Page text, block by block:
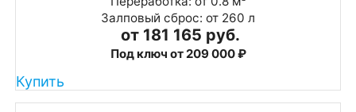
Залповый сброс: от 260 л
от 181 165 руб.
Под ключ от 209 000 ₽
Купить